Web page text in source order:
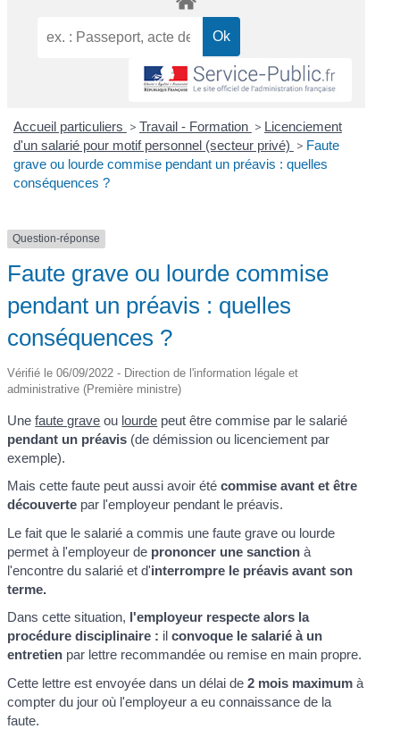
Accueil particuliers > Travail - Formation > Licenciement
d'un salarié pour motif personnel (secteur privé) > Faute
grave ou lourde commise pendant un préavis : quelles
conséquences ?
Question-réponse
Faute grave ou lourde commise
pendant un préavis : quelles
conséquences ?
Vérifié le 06/09/2022 - Direction de l'information légale et
administrative (Première ministre)
Unefaute grave ou lourde peut être commise par le salarié
pendant un préavis (de démission ou licenciement par
exemple).
Mais cette faute peut aussi avoir étécommise avant et être
découverte par l'employeur pendant le préavis.
Le fait que le salarié a commis une faute grave ou lourde
permet à l'employeur de prononcer une sanction à
l'encontre du salarié et d'interrompre le préavis avant son
terme.
Dans cette situation, l'employeur respecte alors la
procédure disciplinaire : ilconvoque le salarié à un
entretien par lettre recommandée ou remise en main propre.
Cette lettre est envoyée dans un délai de2 mois maximum à
compter du jour où l'employeur a eu connaissance de la
faute.